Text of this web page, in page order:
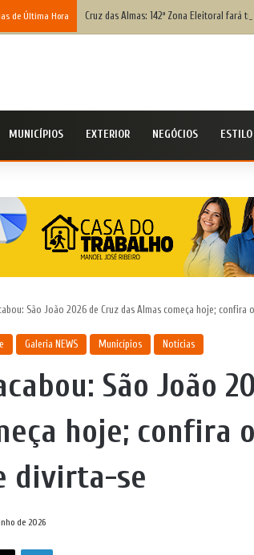
de Última Hora Cruz das Almas: 142ª Zona Eleitoral fará
MUNICÍPIOS EXTERIOR NEGÓCIOS
São João 2026 de Cruz das Almas começa hoje;
Galeria NEWS Municípios Notícias
São João
hoje; confira
divirta-se
de 2026
X Linkedin